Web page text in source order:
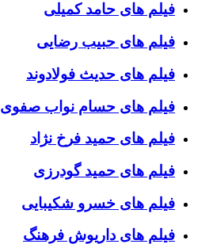
فیلم های حامد کمیلی
فیلم های حبیب رضایی
فیلم های حدیث فولادوند
فیلم های حسام نواب صفوی
فیلم های حمید فرخ نژاد
فیلم های حمید گودرزی
فیلم های خسرو شکیبایی
فیلم های داریوش فرهنگ